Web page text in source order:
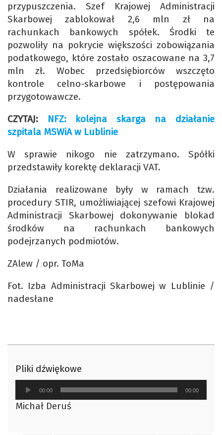
przypuszczenia. Szef Krajowej Administracji
Skarbowej zablokował 2,6 mln zł na
rachunkach bankowych spółek. Środki te
pozwoliły na pokrycie większości zobowiązania
podatkowego, które zostało oszacowane na 3,7
mln zł. Wobec przedsiębiorców wszczęto
kontrole celno-skarbowe i postępowania
przygotowawcze.
CZYTAJ:
NFZ: kolejna skarga na działanie
szpitala MSWiA w Lublinie
W sprawie nikogo nie zatrzymano. Spółki
przedstawiły korektę deklaracji VAT.
Działania realizowane były w ramach tzw.
procedury STIR, umożliwiającej szefowi Krajowej
Administracji Skarbowej dokonywanie blokad
środków na rachunkach bankowych
podejrzanych podmiotów.
ZAlew / opr. ToMa
Fot. Izba Administracji Skarbowej w Lublinie /
nadesłane
Pliki dźwiękowe
Odtwarzacz
plików
dźwiękowych
00:00 00:00
Michał Deruś